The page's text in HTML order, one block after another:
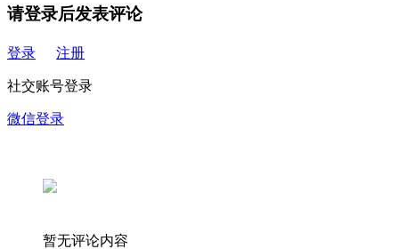
请登录后发表评论
登录 注册
社交账号登录
微信登录
暂无评论内容